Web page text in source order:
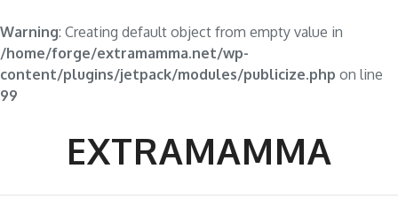
Warning: Creating default object from empty value in
/home/forge/extramamma.net/wp-
content/plugins/jetpack/modules/publicize.php on line
99
EXTRAMAMMA